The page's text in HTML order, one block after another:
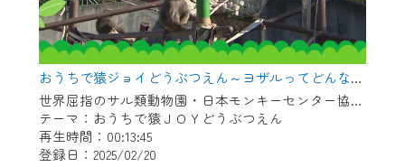
おうちで猿ジョイどうぶつえん～ヨザルってどんなサル？～（2025年1月16日初回放送）
世界屈指のサル類動物園・日本モンキーセンター協力の親子で学べる動物番組。
テーマ：おうちで猿ＪＯＹどうぶつえん
再生時間：00:13:45
登録日：2025/02/20